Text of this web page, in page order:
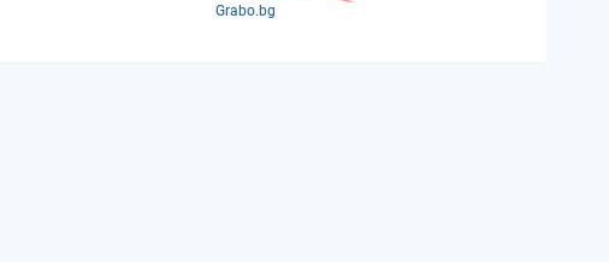
Grabo.bg